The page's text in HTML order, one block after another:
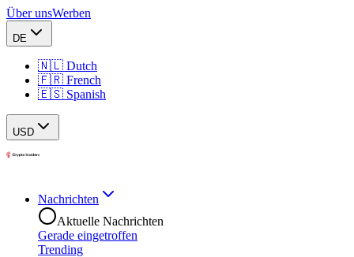
Über unsWerben
DE
🇳🇱 Dutch
🇫🇷 French
🇪🇸 Spanish
USD
Nachrichten
Aktuelle Nachrichten
Gerade eingetroffen
Trending